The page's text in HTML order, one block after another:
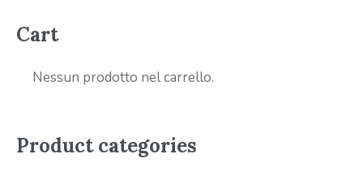
Cart
Nessun prodotto nel carrello.
Product categories